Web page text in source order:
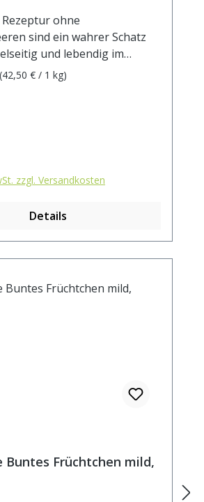
ohne
sind ein wahrer Schatz
und lebendig im
in dieser bunten Mischung
Brombeeren,
Wasser aufgiessen. Ziehzeit:
(42,50 € / 1 kg)
zzgl. Versandkosten
Details
Buntes Früchtchen mild,